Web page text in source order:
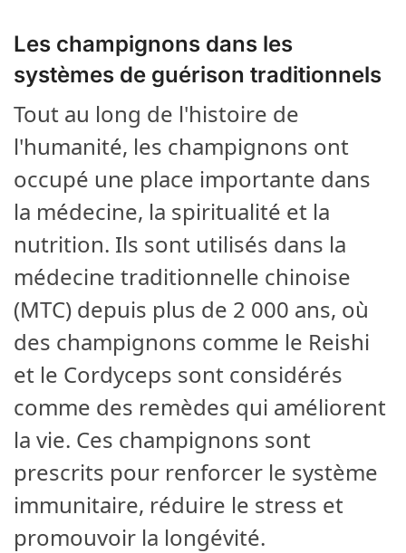
Les champignons dans les
systèmes de guérison traditionnels
Tout au long de l'histoire de
l'humanité, les champignons ont
occupé une place importante dans
la médecine, la spiritualité et la
nutrition. Ils sont utilisés dans la
médecine traditionnelle chinoise
(MTC) depuis plus de 2 000 ans, où
des champignons comme le Reishi
et le Cordyceps sont considérés
comme des remèdes qui améliorent
la vie. Ces champignons sont
prescrits pour renforcer le système
immunitaire, réduire le stress et
promouvoir la longévité.